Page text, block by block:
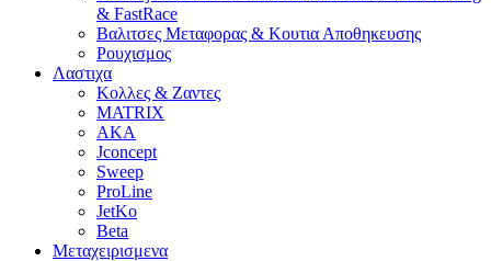
& FastRace
Βαλιτσες Μεταφορας & Κουτια Αποθηκευσης
Ρουχισμος
Λαστιχα
Κολλες & Ζαντες
MATRIX
AKA
Jconcept
Sweep
ProLine
JetKo
Beta
Μεταχειρισμενα